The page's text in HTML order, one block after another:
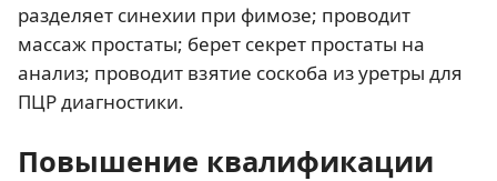
разделяет синехии при фимозе; проводит
массаж простаты; берет секрет простаты на
анализ; проводит взятие соскоба из уретры для
ПЦР диагностики.
Повышение квалификации